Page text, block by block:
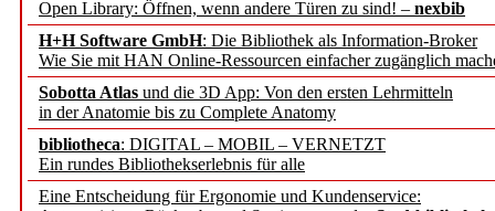
Open Library: Öffnen, wenn andere Türen zu sind! – nexbib
H+H Software GmbH: Die Bibliothek als Information-Broker
Wie Sie mit HAN Online-Ressourcen einfacher zugänglich
Sobotta Atlas und die 3D App: Von den ersten Lehrmitteln
in der Anatomie bis zu Complete Anatomy
bibliotheca: DIGITAL – MOBIL – VERNETZT
Ein rundes Bibliothekserlebnis für alle
Eine Entscheidung für Ergonomie und Kundenservice:
und die Zeitschrift für
Francke Attempto
EBSCO Information
Recherchefunktionen in